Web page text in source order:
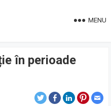
MENU
în perioade